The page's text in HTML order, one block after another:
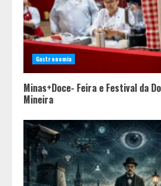
Gastronomia
Minas+Doce- Feira e Festival da
Mineira